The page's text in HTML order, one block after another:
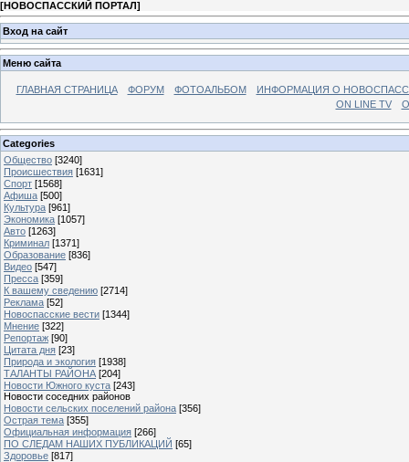
[НОВОСПАССКИЙ ПОРТАЛ]
Вход на сайт
Меню сайта
ГЛАВНАЯ СТРАНИЦА ФОРУМ ФОТОАЛЬБОМ
ИНФОРМАЦИЯ О
ON LINE TV
Categories
Общество [3240]
Происшествия [1631]
Спорт [1568]
Афиша [500]
Культура [961]
Экономика [1057]
Авто [1263]
Криминал [1371]
Образование [836]
Видео [547]
Пресса [359]
К вашему сведению [2714]
Реклама [52]
Новоспасские вести [1344]
Мнение [322]
Репортаж [90]
Цитата дня [23]
Природа и экология [1938]
ТАЛАНТЫ РАЙОНА [204]
Новости Южного куста [243]
Новости соседних районов
Новости сельских поселений района [356]
Острая тема [355]
Официальная информация [266]
ПО СЛЕДАМ НАШИХ ПУБЛИКАЦИЙ [65]
Здоровье [817]